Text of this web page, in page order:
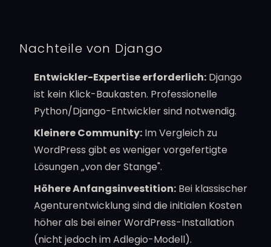
Nachteile von Django
Entwickler-Expertise erforderlich: Django
ist kein Klick-Baukasten. Professionelle
Python/Django-Entwickler sind notwendig.
Kleinere Community: Im Vergleich zu
WordPress gibt es weniger vorgefertigte
Lösungen „von der Stange".
Höhere Anfangsinvestition: Bei klassischer
Agenturentwicklung sind die initialen Kosten
höher als bei einer WordPress-Installation
(nicht jedoch im Adlegio-Modell).